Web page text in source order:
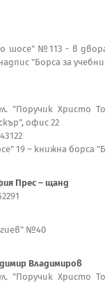
шосе" №113 - в
"Борса за
"Поручик Христо
офис 22
19 – книжна борса
Прес – щанд
№40
Владимиров
"Поручик Христо